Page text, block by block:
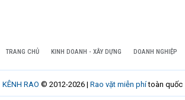
TRANG CHỦ KINH DOANH - XÂY DỰNG DOANH NGHIỆP
KÊNH RAO © 2012-2026 | Rao vặt miễn phítoàn quốc